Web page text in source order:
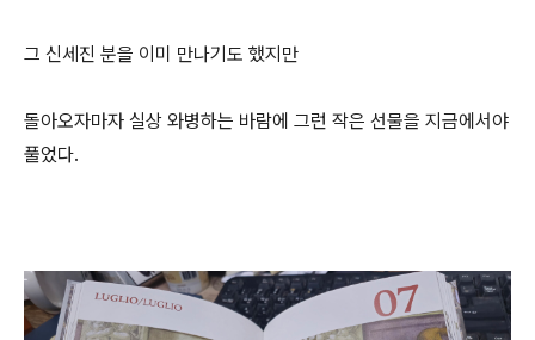
그 신세진 분을 이미 만나기도 했지만
돌아오자마자 실상 와병하는 바람에 그런 작은 선물을 지금에서야
풀었다.